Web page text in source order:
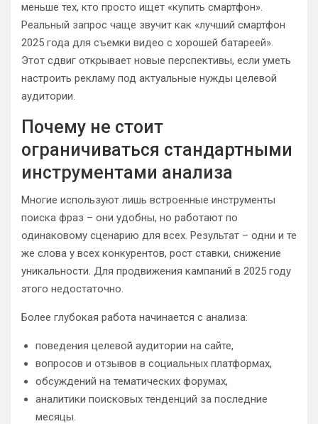
меньше тех, кто просто ищет «купить смартфон».
Реальный запрос чаще звучит как «лучший смартфон
2025 года для съемки видео с хорошей батареей».
Этот сдвиг открывает новые перспективы, если уметь
настроить рекламу под актуальные нужды целевой
аудитории.
Почему не стоит
ограничиваться стандартными
инструментами анализа
Многие используют лишь встроенные инструменты
поиска фраз – они удобны, но работают по
одинаковому сценарию для всех. Результат – одни и те
же слова у всех конкурентов, рост ставки, снижение
уникальности. Для продвижения кампаний в 2025 году
этого недостаточно.
Более глубокая работа начинается с анализа:
поведения целевой аудитории на сайте,
вопросов и отзывов в социальных платформах,
обсуждений на тематических форумах,
аналитики поисковых тенденций за последние
месяцы.